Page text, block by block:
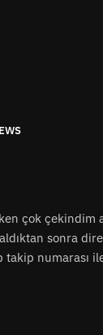
çok çekindim
sonra
numarası